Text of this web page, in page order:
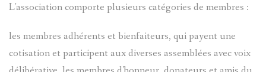
L'association comporte plusieurs catégories de membres :
les membres adhérents et bienfaiteurs, qui payent une
cotisation et participent aux diverses assemblées avec voix